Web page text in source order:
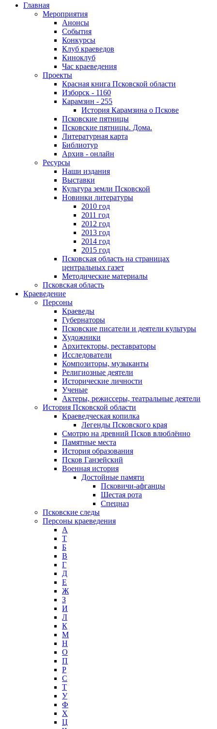
Главная
Мероприятия
Анонсы
События
Конкурсы
Клуб краеведов
Киноклуб
Час краеведения
Проекты
Красная книга Псковской области
Изборск - 1160
Карамзин - 255
История Карамзина о Пскове
Псковские пятницы
Псковские пятницы. Дома.
Литературная карта
Библиотур
Архив - онлайн
Ресурсы
Наши издания
Выставки
Культура земли Псковской
Новинки литературы
2010 год
2011 год
2012 год
2013 год
2014 год
2015 год
Псковская область на страницах
центральных газет
Методические материалы
Псковская область
Краеведение
Персоны
Краеведы
Губернаторы
Псковские писатели и деятели культуры
Художники
Архитекторы, реставраторы
Исследователи
Композиторы, музыканты
Религиозные деятели
Исторические личности
Ученые
Актеры, режиссеры, театральные деятели
История Псковской области
Краеведческая копилка
Легенды Псковского края
Смотрю на древний Псков влюблённо
Памятные места
История образования
Псков Ганзейский
Военная история
Достойные памяти
Псковичи-афганцы
Шестая рота
Спецназ
Псковские следы
Персоны краеведения
А
T
Б
В
Г
Д
Е
Ж
З
И
Л
К
М
Н
О
П
Р
С
Т
У
Ф
Х
Ц